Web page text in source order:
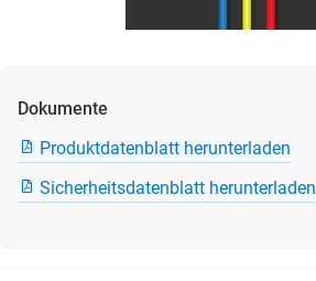
Dokumente
Produktdatenblatt herunterladen
Sicherheitsdatenblatt herunterladen